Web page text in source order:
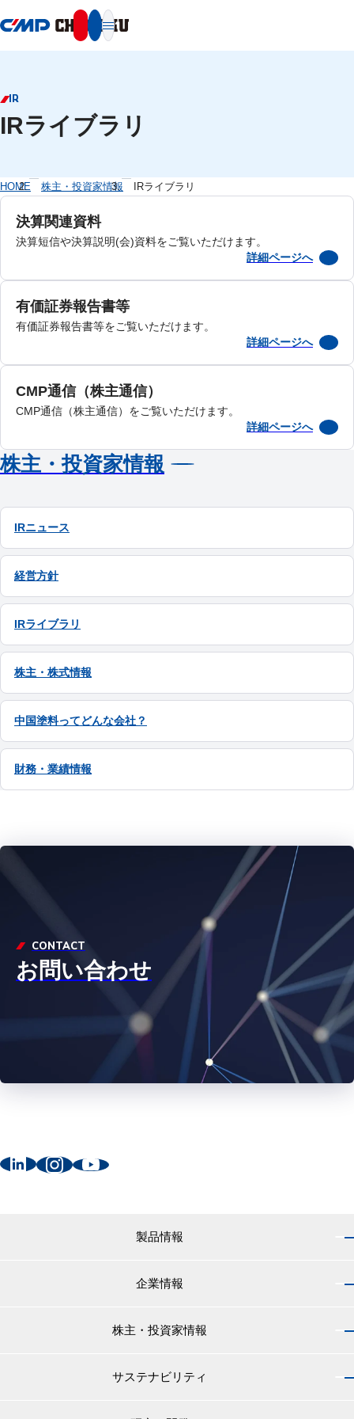
IR
IRライブラリ
HOME 株主・投資家情報 IRライブラリ
決算関連資料
決算短信や決算説明(会)資料をご覧いただけます。
詳細ページへ
有価証券報告書等
有価証券報告書等をご覧いただけます。
詳細ページへ
CMP通信（株主通信）
CMP通信（株主通信）をご覧いただけます。
詳細ページへ
株主・投資家情報
IRニュース
経営方針
IRライブラリ
株主・株式情報
中国塗料ってどんな会社？
財務・業績情報
CONTACT
お問い合わせ
製品情報
小型船舶・漁船用塗料・漁網用防汚剤
企業情報
株主・投資家情報
株主・投資家情報 トップサステナビリティ